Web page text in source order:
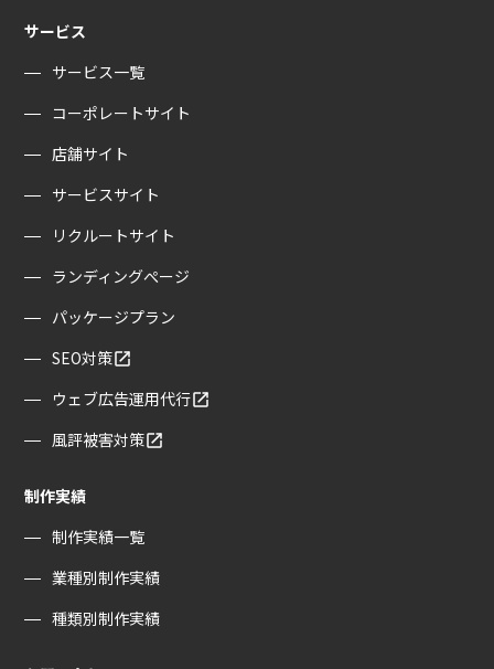
サービス
サービス一覧
コーポレートサイト
店舗サイト
サービスサイト
リクルートサイト
ランディングぺージ
パッケージプラン
SEO対策
ウェブ広告運用代行
風評被害対策
制作実績
制作実績一覧
業種別制作実績
種類別制作実績